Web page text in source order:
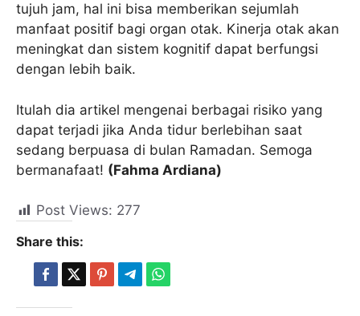
tujuh jam, hal ini bisa memberikan sejumlah
manfaat positif bagi organ otak. Kinerja otak akan
meningkat dan sistem kognitif dapat berfungsi
dengan lebih baik.
Itulah dia artikel mengenai berbagai risiko yang
dapat terjadi jika Anda tidur berlebihan saat
sedang berpuasa di bulan Ramadan. Semoga
bermanafaat! (Fahma Ardiana)
Post Views: 277
Share this: